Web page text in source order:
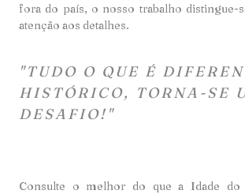
Consulte o melhor do que a Idade
fora do país, o nosso trabalho distingue-
atenção aos detalhes.
"TUDO O QUE É
HISTÓRICO, TORNA-SE
DESAFIO!"